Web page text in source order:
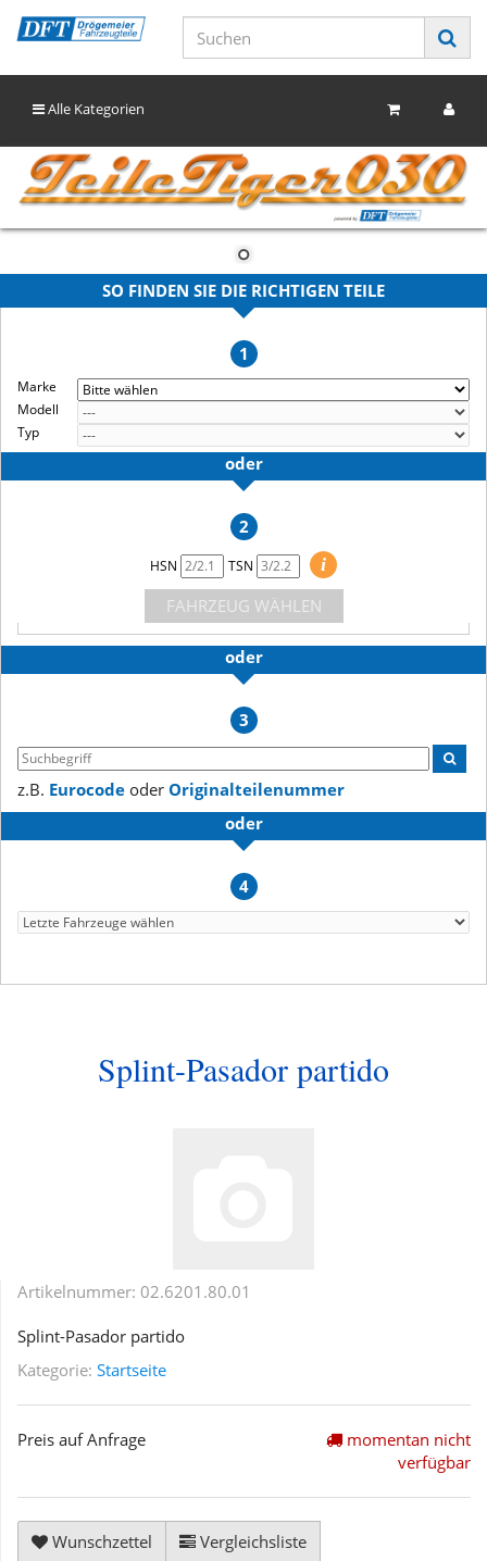
Alle Kategorien
SO FINDEN SIE DIE RICHTIGEN TEILE
1
Marke
Modell
Typ
oder
2
HSN TSN
i
FAHRZEUG WÄHLEN
oder
3
z.B. Eurocode oder Originalteilenummer
oder
4
Splint-Pasador partido
Artikelnummer: 02.6201.80.01
Splint-Pasador partido
Kategorie: Startseite
Preis auf Anfrage
momentan nicht
verfügbar
Wunschzettel
Vergleichsliste